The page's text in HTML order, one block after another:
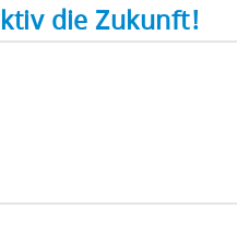
die Zukunft!